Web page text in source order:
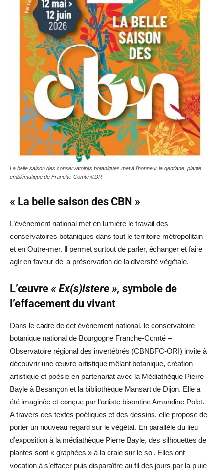
La belle saison des conservatoires botaniques met à l'honneur la gentiane, plante
emblématique de Franche-Comté ©DR
« La belle saison des CBN »
L’événement national met en lumière le travail des
conservatoires botaniques dans tout le territoire métropolitain
et en Outre-mer. Il permet surtout de parler, échanger et faire
agir en faveur de la préservation de la diversité végétale.
L’œuvre « Ex(s)istere », symbole de
l’effacement du vivant
Dans le cadre de cet événement national, le conservatoire
botanique national de Bourgogne Franche-Comté –
Observatoire régional des invertébrés (CBNBFC-ORI) invite à
découvrir une œuvre artistique mêlant botanique, création
artistique et poésie en partenariat avec la Médiathèque Pierre
Bayle à Besançon et la bibliothèque Mansart de Dijon. Elle a
été imaginée et conçue par l’artiste bisontine Amandine Polet.
A travers des textes poétiques et des dessins, elle propose de
porter un nouveau regard sur le végétal. En parallèle du lieu
d’exposition à la médiathèque Pierre Bayle, des silhouettes de
plantes sont « graphées » à la craie sur le sol. Elles ont
vocation à s’effacer puis disparaître au fil des jours par la pluie